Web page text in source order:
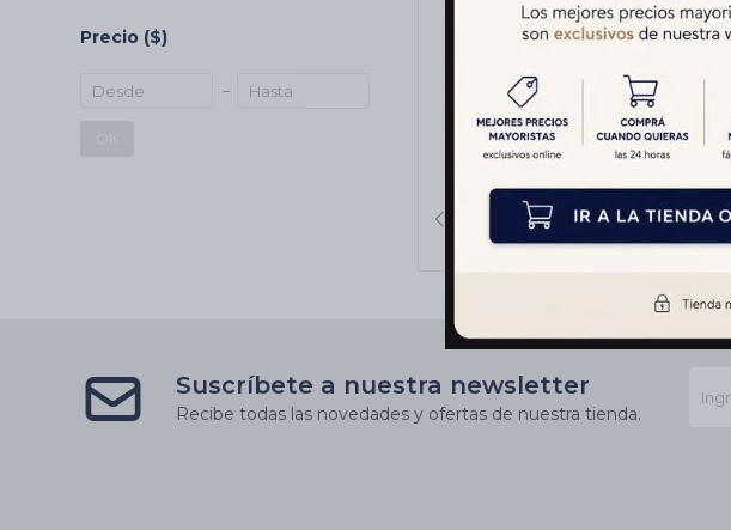
2X1 INCIENSO PADMA
20GR X12 - Antique
$ 466
Precio ($)
Suscríbete a nuestra newsletter
Recibe todas las novedades y ofertas de nuestra tienda.